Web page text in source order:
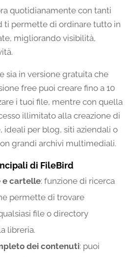
quotidianamente con tanti
ti permette di ordinare tutto in
migliorando visibilità,
sia in versione gratuita che
free puoi creare fino a 10
i tuoi file, mentre con quella
illimitato alla creazione di
ideali per blog, siti aziendali o
grandi archivi multimediali.
di FileBird
e cartelle: funzione di ricerca
permette di trovare
file o directory
libreria.
dei contenuti: puoi